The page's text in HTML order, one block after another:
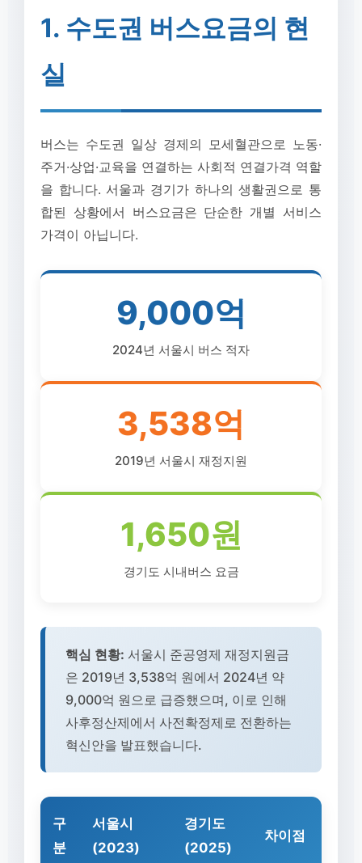
1. 수도권 버스요금의 현
실
버스는 수도권 일상 경제의 모세혈관으로 노동·
주거·상업·교육을 연결하는 사회적 연결가격 역할
을 합니다. 서울과 경기가 하나의 생활권으로 통
합된 상황에서 버스요금은 단순한 개별 서비스
가격이 아닙니다.
9,000억
2024년 서울시 버스 적자
3,538억
2019년 서울시 재정지원
1,650원
경기도 시내버스 요금
핵심 현황: 서울시 준공영제 재정지원금
은 2019년 3,538억 원에서 2024년 약
9,000억 원으로 급증했으며, 이로 인해
사후정산제에서 사전확정제로 전환하는
혁신안을 발표했습니다.
구
분
서울시
(2023)
경기도
(2025)
차이점